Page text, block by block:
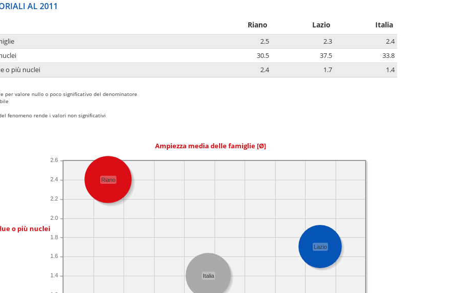
AL 2011
Riano Lazio Italia
2.5 2.3
2.4
30.5 37.5
33.8
o più nuclei
2.4 1.7 1.4
per valore nullo o poco significativo del denominatore
fenomeno rende i valori non significativi
Ampiezza media delle famiglie [Ø]
o più nuclei
1.4
1.6
1.8
2.0
2.2
2.4
2.6
Riano
Italia
Lazio